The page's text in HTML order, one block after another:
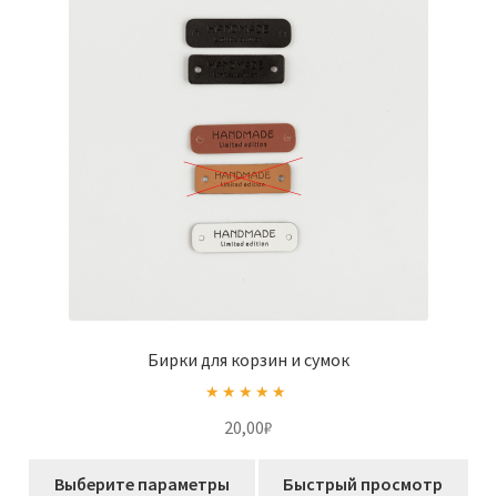
Бирки для корзин и сумок
из 5
20,00₽
Выберите параметры Быстрый просмотр